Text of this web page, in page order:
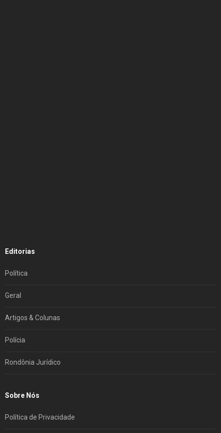
Editorias
Política
Geral
Artigos & Colunas
Polícia
Rondônia Jurídico
Sobre Nós
Política de Privacidade